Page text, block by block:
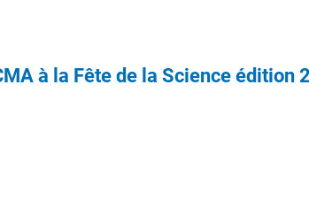
à la Fête de la Science édition